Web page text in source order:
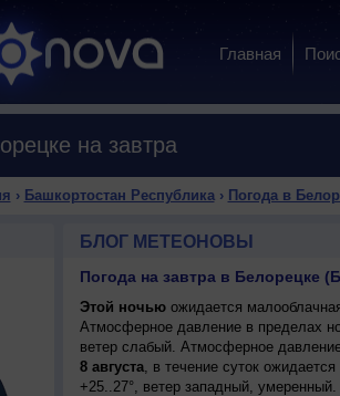
Главная
на завтра
› Башкортостан Республика› Погода в
БЛОГ МЕТЕОНОВЫ
Погода на завтра в Белорецке
Этой ночьюожидается
Атмосферное давление в пределах
ветер слабый. Атмосферное
8 августа, в течение суток
+25..27°, ветер западный, умеренный.